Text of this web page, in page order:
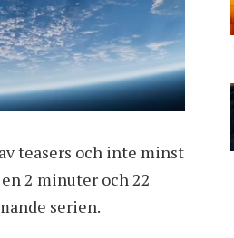
teasers och inte minst
2 minuter och 22
serien.